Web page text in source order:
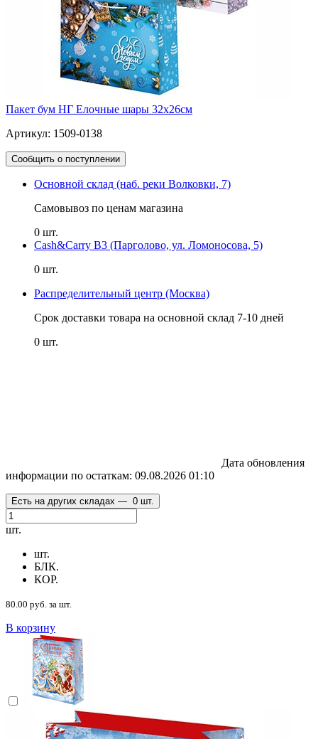
Пакет бум НГ Елочные шары 32х26см
Артикул: 1509-0138
Сообщить о поступлении
Основной склад (наб. реки Волковки, 7)
Самовывоз по ценам магазина
0 шт.
Cash&Carry B3 (Парголово, ул. Ломоносова, 5)
0 шт.
Распределительный центр (Москва)
Срок доставки товара на основной склад 7-10 дней
0 шт.
Дата обновления
информации по остаткам: 09.08.2026 01:10
Есть на других складах — 0 шт.
шт.
шт.
БЛК.
КОР.
80.00 руб. за шт.
В корзину